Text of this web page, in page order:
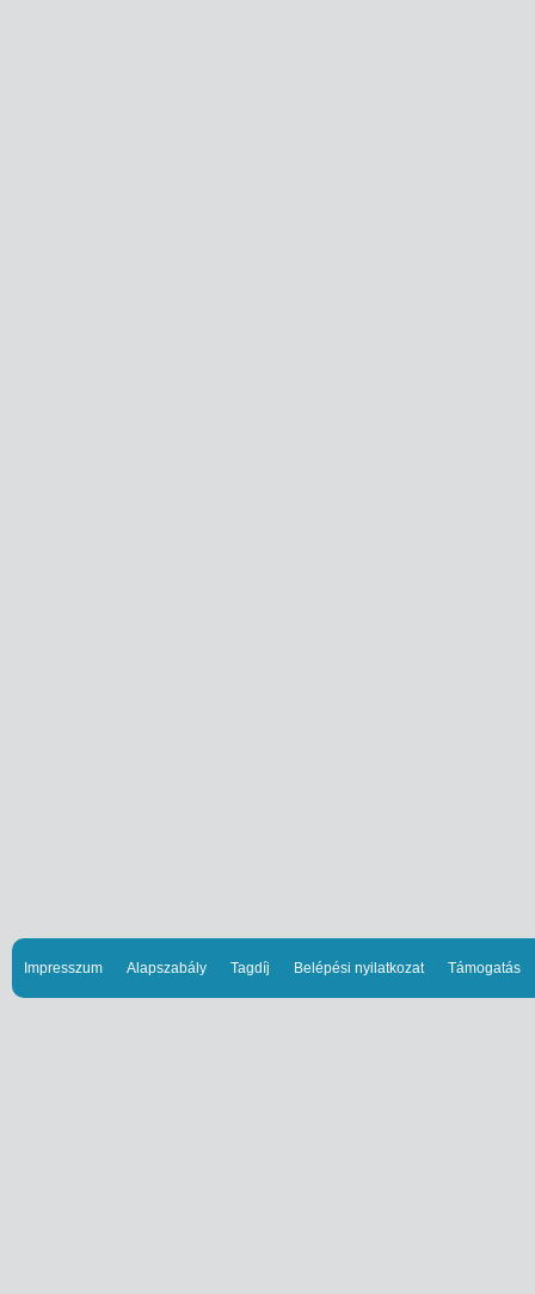
Impresszum Alapszabály Tagdíj Belépési nyilatkozat Támogatás